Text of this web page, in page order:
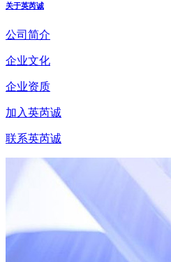
关于英芮诚
公司简介
企业文化
企业资质
加入英芮诚
联系英芮诚